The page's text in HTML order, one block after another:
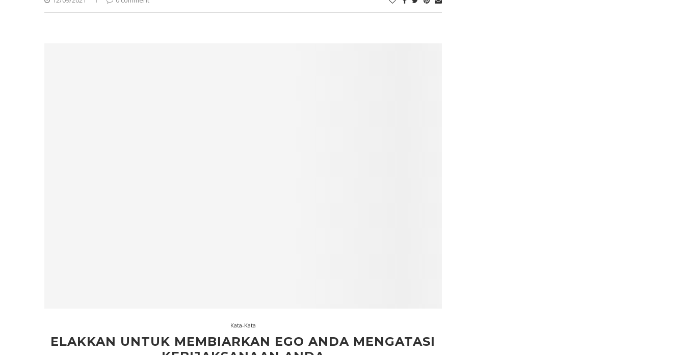
Kata-Kata
ELAKKAN UNTUK MEMBIARKAN EGO ANDA MENGATASI